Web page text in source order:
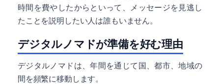
時間を費やしたからといって、メッセージを見逃し
たことを説明したい人は誰もいません。
デジタルノマドが準備を好む理由
デジタルノマドは、年間を通じて国、都市、地域の
間を頻繁に移動します。